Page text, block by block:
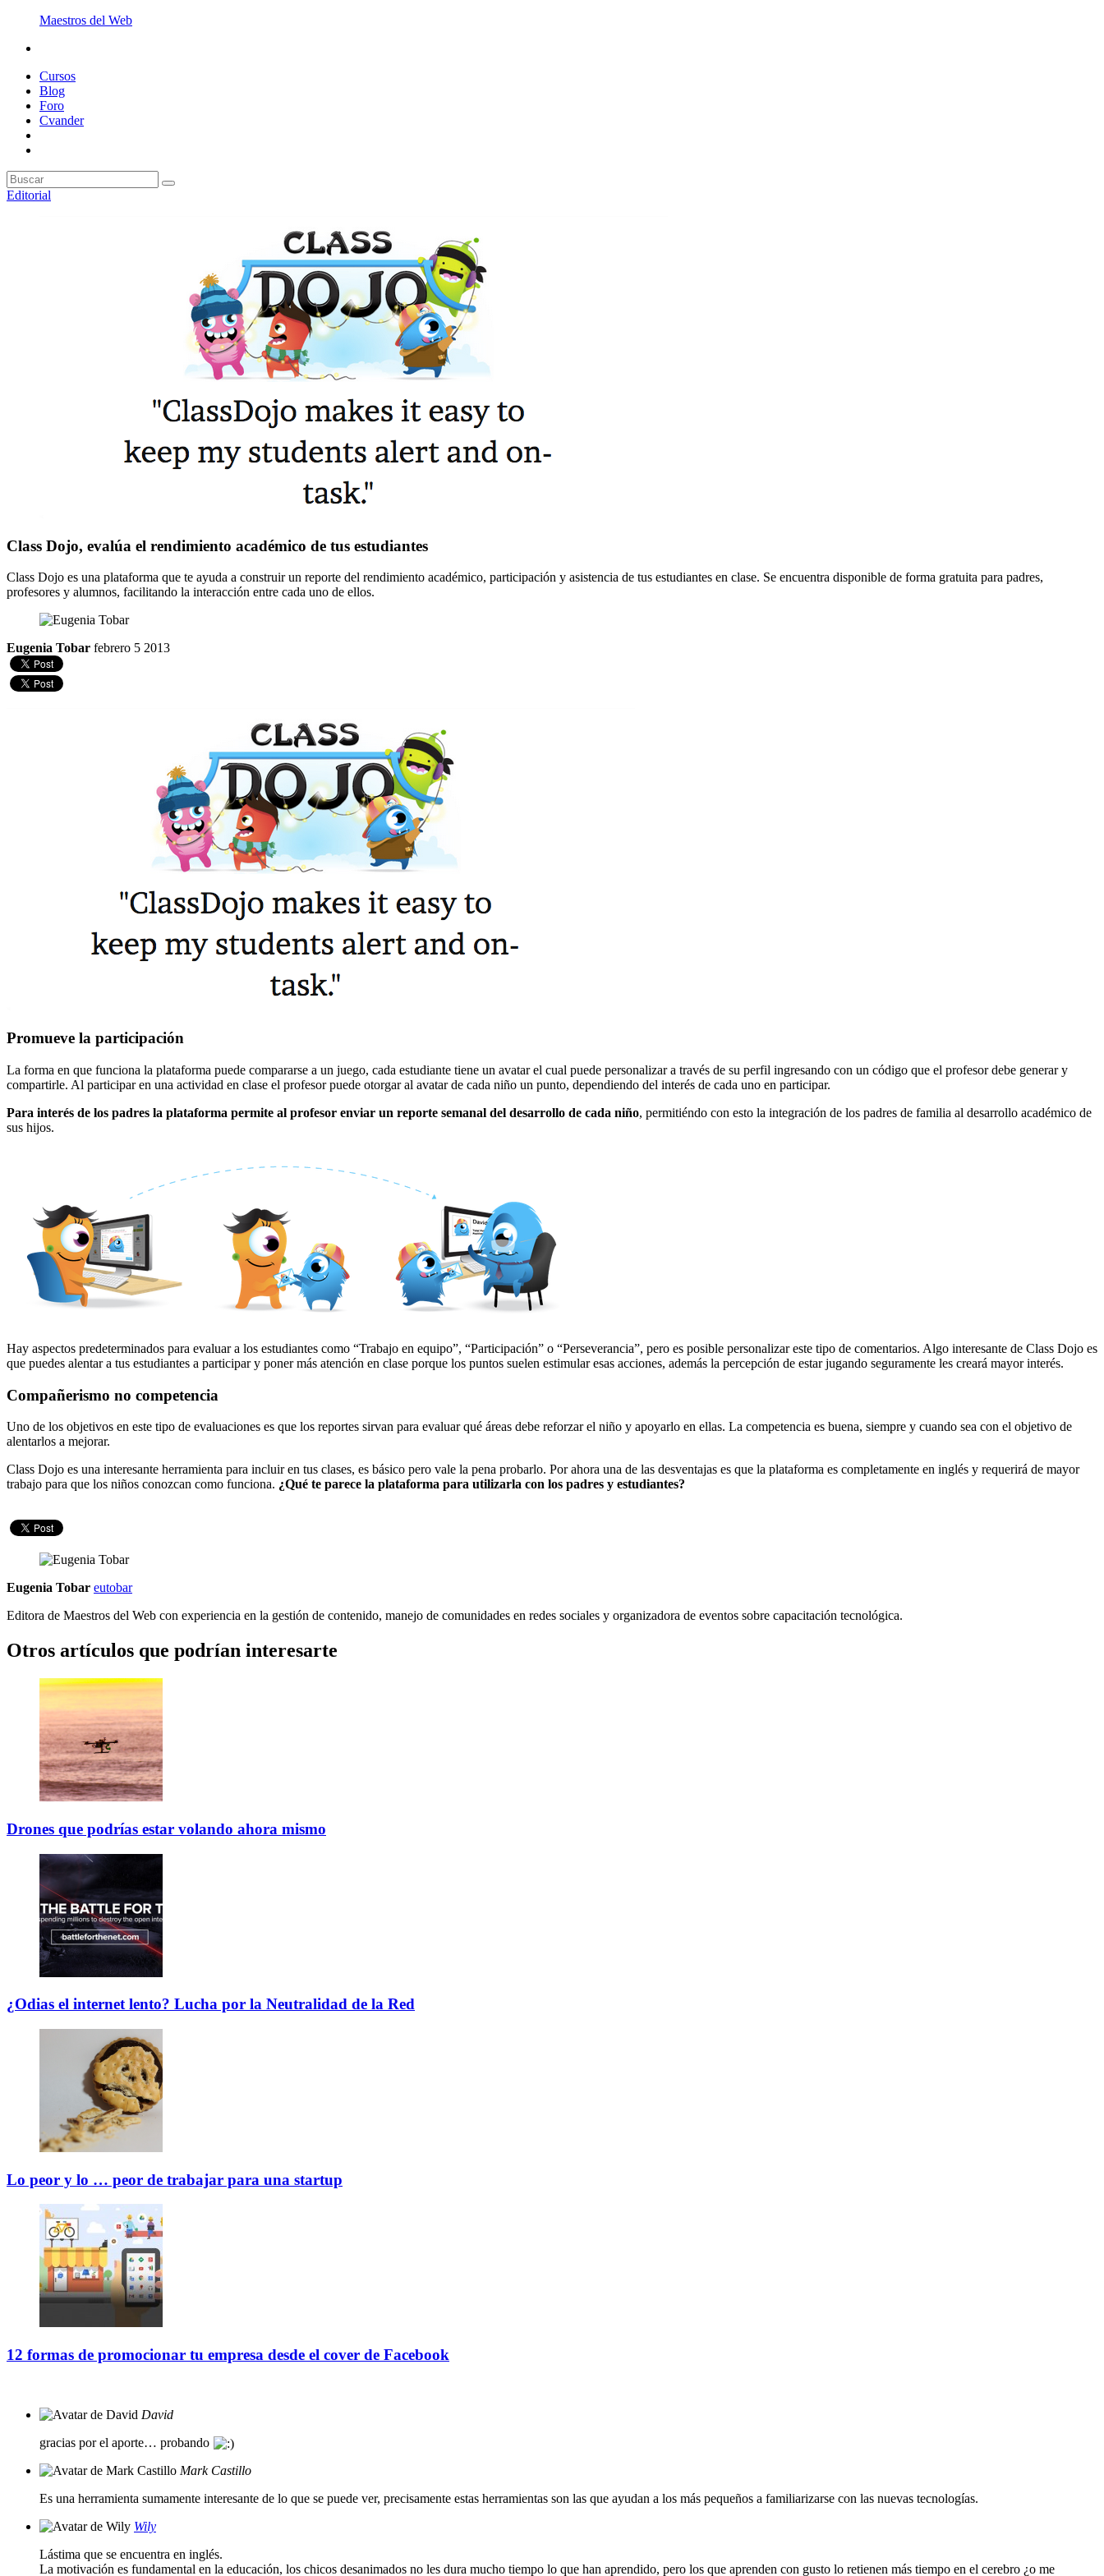
Maestros del Web
Cursos
Blog
Foro
Cvander
Editorial
Class Dojo, evalúa el rendimiento académico de tus estudiantes
Class Dojo es una plataforma que te ayuda a construir un reporte del rendimiento académico, participación y asistencia de tus estudiantes en clase. Se encuentra disponible de forma gratuita para padres,
profesores y alumnos, facilitando la interacción entre cada uno de ellos.
Eugenia Tobar febrero 5 2013
Promueve la participación
La forma en que funciona la plataforma puede compararse a un juego, cada estudiante tiene un avatar el cual puede personalizar a través de su perfil ingresando con un código que el profesor debe generar y
compartirle. Al participar en una actividad en clase el profesor puede otorgar al avatar de cada niño un punto, dependiendo del interés de cada uno en participar.
Para interés de los padres la plataforma permite al profesor enviar un reporte semanal del desarrollo de cada niño, permitiéndo con esto la integración de los padres de familia al desarrollo académico de
sus hijos.
Hay aspectos predeterminados para evaluar a los estudiantes como “Trabajo en equipo”, “Participación” o “Perseverancia”, pero es posible personalizar este tipo de comentarios. Algo interesante de Class Dojo es
que puedes alentar a tus estudiantes a participar y poner más atención en clase porque los puntos suelen estimular esas acciones, además la percepción de estar jugando seguramente les creará mayor interés.
Compañerismo no competencia
Uno de los objetivos en este tipo de evaluaciones es que los reportes sirvan para evaluar qué áreas debe reforzar el niño y apoyarlo en ellas. La competencia es buena, siempre y cuando sea con el objetivo de
alentarlos a mejorar.
Class Dojo es una interesante herramienta para incluir en tus clases, es básico pero vale la pena probarlo. Por ahora una de las desventajas es que la plataforma es completamente en inglés y requerirá de mayor
trabajo para que los niños conozcan como funciona. ¿Qué te parece la plataforma para utilizarla con los padres y estudiantes?
Eugenia Tobar eutobar
Editora de Maestros del Web con experiencia en la gestión de contenido, manejo de comunidades en redes sociales y organizadora de eventos sobre capacitación tecnológica.
Otros artículos que podrían interesarte
Drones que podrías estar volando ahora mismo
¿Odias el internet lento? Lucha por la Neutralidad de la Red
Lo peor y lo … peor de trabajar para una startup
12 formas de promocionar tu empresa desde el cover de Facebook
David
gracias por el aporte… probando
Mark Castillo
Es una herramienta sumamente interesante de lo que se puede ver, precisamente estas herramientas son las que ayudan a los más pequeños a familiarizarse con las nuevas tecnologías.
Wily
Lástima que se encuentra en inglés.
La motivación es fundamental en la educación, los chicos desanimados no les dura mucho tiempo lo que han aprendido, pero los que aprenden con gusto lo retienen más tiempo en el cerebro ¿o me